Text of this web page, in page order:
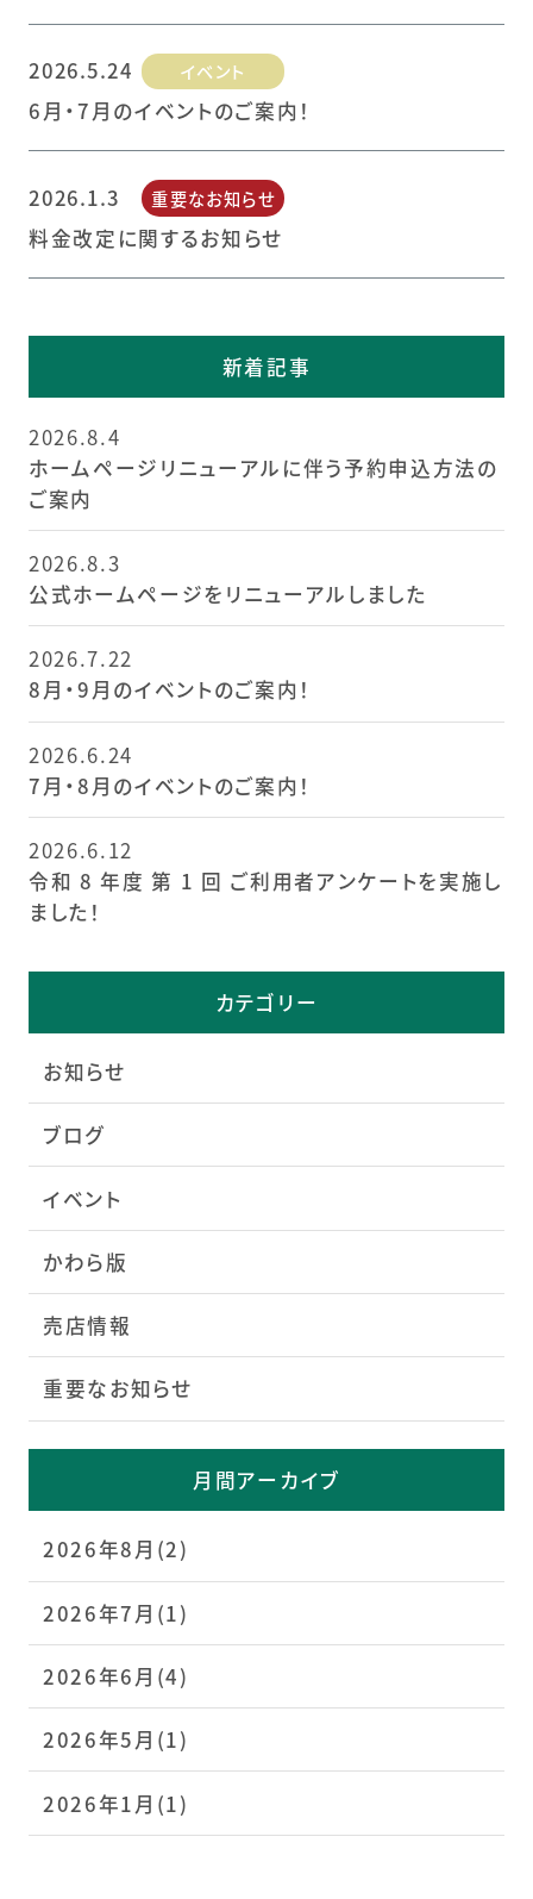
2026.5.24 イベント
6月・7月のイベントのご案内！
2026.1.3 重要なお知らせ
料金改定に関するお知らせ
新着記事
2026.8.4
ホームページリニューアルに伴う予約申込方法の
ご案内
2026.8.3
公式ホームページをリニューアルしました
2026.7.22
8月・9月のイベントのご案内！
2026.6.24
7月・8月のイベントのご案内！
2026.6.12
令和 8 年度 第 1 回 ご利用者アンケートを実施し
ました！
カテゴリー
お知らせ
ブログ
イベント
かわら版
売店情報
重要なお知らせ
月間アーカイブ
2026年8月(2)
2026年7月(1)
2026年6月(4)
2026年5月(1)
2026年1月(1)